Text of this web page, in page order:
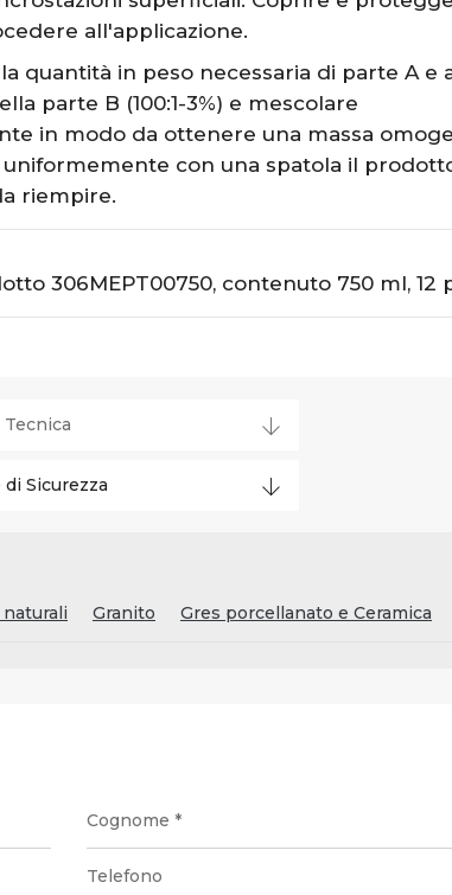
all'applicazione.
quantità in peso necessaria di parte A e
parte B (100:1-3%) e mescolare
in modo da ottenere una massa
uniformemente con una spatola il
riempire.
306MEPT00750, contenuto 750 ml, 12
Tecnica
di Sicurezza
Granito Gres porcellanato e Ceramica